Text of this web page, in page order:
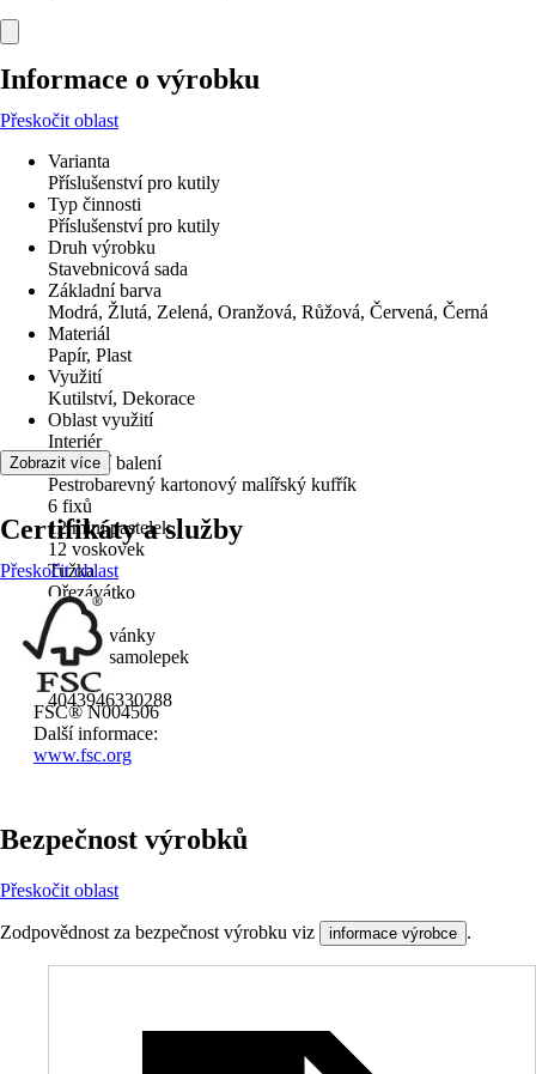
Informace o výrobku
Přeskočit oblast
Varianta
Příslušenství pro kutily
Typ činnosti
Příslušenství pro kutily
Druh výrobku
Stavebnicová sada
Základní barva
Modrá, Žlutá, Zelená, Oranžová, Růžová, Červená, Černá
Materiál
Papír, Plast
Využití
Kutilství, Dekorace
Oblast využití
Interiér
Součástí balení
Pestrobarevný kartonový malířský kufřík
6 fixů
12 mini pastelek
12 voskovek
Tužka
Ořezávátko
Guma
4 omalovánky
2 archy samolepek
EAN
4043946330288
Zobrazit více
Certifikáty a služby
Přeskočit oblast
FSC® N004506
Další informace:
www.fsc.org
Bezpečnost výrobků
Přeskočit oblast
Zodpovědnost za bezpečnost výrobku viz informace výrobce .